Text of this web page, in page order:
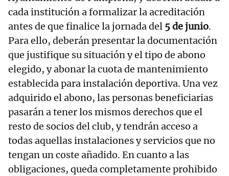
cada institución a formalizar la acreditación
antes de que finalice la jornada del 5 de junio.
Para ello, deberán presentar la documentación
que justifique su situación y el tipo de abono
elegido, y abonar la cuota de mantenimiento
establecida para instalación deportiva. Una vez
adquirido el abono, las personas beneficiarias
pasarán a tener los mismos derechos que el
resto de socios del club, y tendrán acceso a
todas aquellas instalaciones y servicios que no
tengan un coste añadido. En cuanto a las
obligaciones, queda completamente prohibido